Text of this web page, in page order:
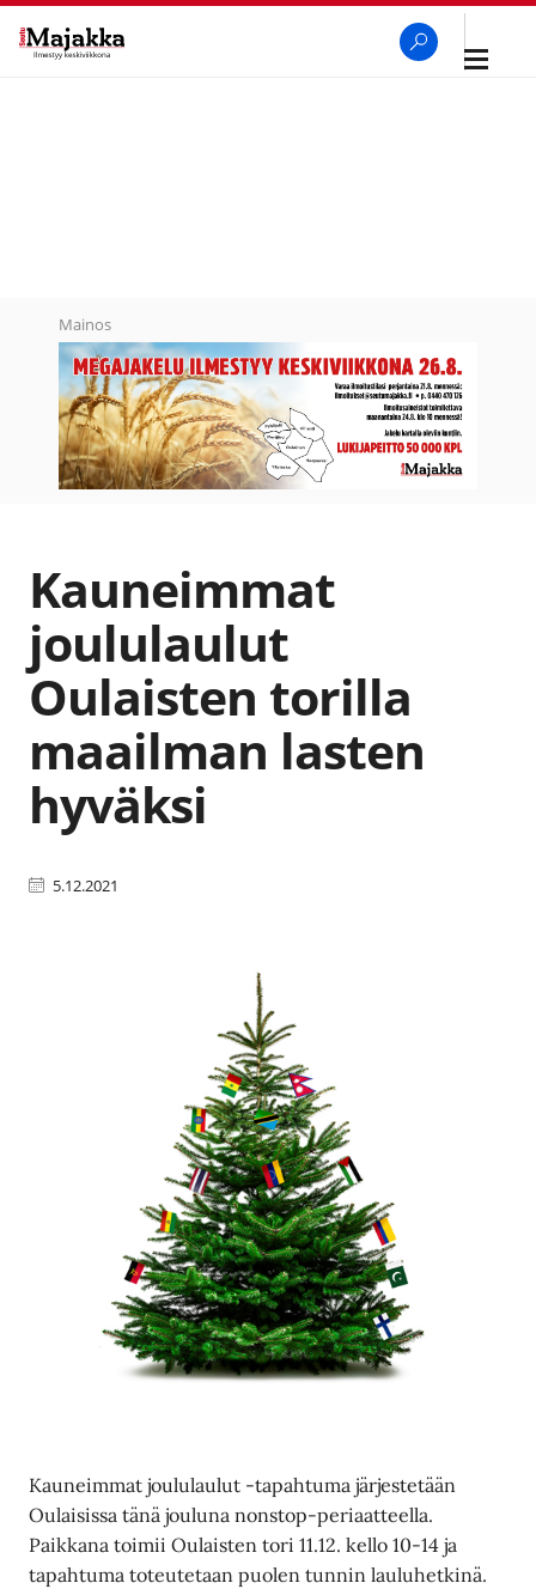
Avaa
Mainos
Kauneimmat
joululaulut
Oulaisten torilla
maailman lasten
hyväksi
5.12.2021
Kauneimmat joululaulut -tapahtuma järjestetään
Oulaisissa tänä jouluna nonstop-periaatteella.
Paikkana toimii Oulaisten tori 11.12. kello 10-14 ja
tapahtuma toteutetaan puolen tunnin lauluhetkinä.